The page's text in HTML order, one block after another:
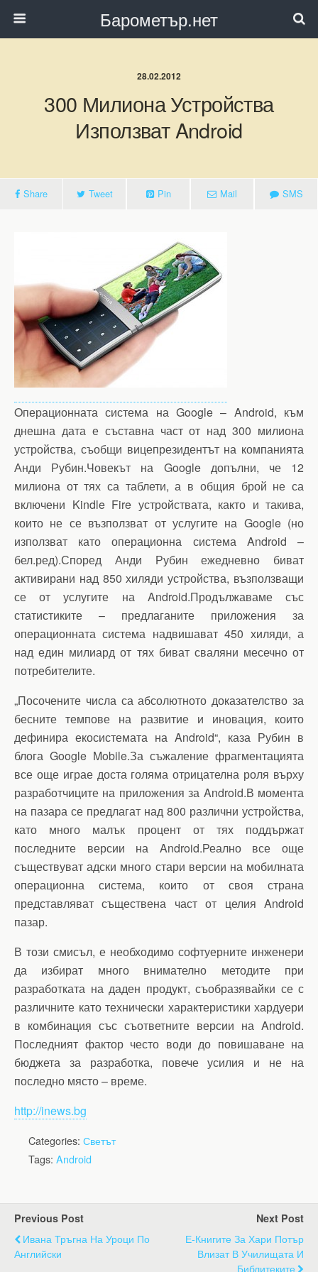
Барометър.нет
28.02.2012
300 Милиона Устройства
Използват Android
Share Tweet Pin Mail SMS
Oперационната система на Google – Android, към
днешна дата е съставна част от над 300 милиона
устройства, съобщи вицепрезидентът на компанията
Анди Рубин.Човекът на Google допълни, че 12
милиона от тях са таблети, а в общия брой не са
включени Kindle Fire устройствата, както и такива,
които не се възползват от услугите на Google (но
използват като операционна система Android –
бел.ред).Според Анди Рубин ежедневно биват
активирани над 850 хиляди устройства, възползващи
се от услугите на Android.Продължаваме със
статистиките – предлаганите приложения за
операционната система надвишават 450 хиляди, а
над един милиард от тях биват сваляни месечно от
потребителите.
„Посочените числа са абсолютното доказателство за
бесните темпове на развитие и иновация, които
дефинира екосистемата на Android“, каза Рубин в
блога Google Mobile.За съжаление фрагментацията
все още играе доста голяма отрицателна роля върху
разработчиците на приложения за Android.В момента
на пазара се предлагат над 800 различни устройства,
като много малък процент от тях поддържат
последните версии на Android.Реално все още
съществуват адски много стари версии на мобилната
операционна система, които от своя страна
представляват съществена част от целия Android
пазар.
В този смисъл, е необходимо софтуерните инженери
да избират много внимателно методите при
разработката на даден продукт, съобразявайки се с
различните като технически характеристики хардуери
в комбинация със съответните версии на Android.
Последният фактор често води до повишаване на
бюджета за разработка, повече усилия и не на
последно място – време.
http://inews.bg
Categories: Светът
Tags: Android
Previous Post
Ивана Тръгна На Уроци По
Английски
Next Post
Е-Книгите За Хари Потър
Влизат В Училищата И
Библитеките